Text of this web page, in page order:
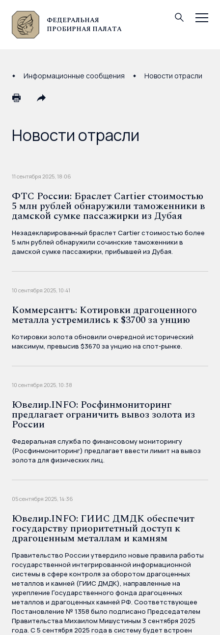
ФЕДЕРАЛЬНАЯ
ПРОБИРНАЯ ПАЛАТА
© Федеральная пробирная палата, 2026
Информационные сообщения Новости отрасли
Новости отрасли
11 сентября 2025, 18:06
ФТС России: Браслет Cartier стоимостью
5 млн рублей обнаружили таможенники в
дамской сумке пассажирки из Дубая
Незадекларированный браслет Cartier стоимостью более
5 млн рублей обнаружили сочинские таможенники в
дамской сумке пассажирки, прибывшей из Дубая.
10 сентября 2025, 10:41
Коммерсантъ: Котировки драгоценного
металла устремились к $3700 за унцию
Котировки золота обновили очередной исторический
максимум, превысив $3670 за унцию на спот-рынке.
10 сентября 2025, 10:38
Ювелир.INFO: Росфинмониторинг
предлагает ограничить вывоз золота из
России
Федеральная служба по финансовому мониторингу
(Росфинмониторинг) предлагает ввести лимит на вывоз
золота для физических лиц.
05 сентября 2025, 14:36
Ювелир.INFO: ГИИС ДМДК обеспечит
государству приоритетный доступ к
драгоценным металлам и камням
Правительство России утвердило новые правила работы
государственной интегрированной информационной
системы в сфере контроля за оборотом драгоценных
металлов и камней (ГИИС ДМДК), направленные на
укрепление Государственного фонда драгоценных
металлов и драгоценных камней РФ. Соответствующее
Постановление № 1358 было подписано Председателем
Правительства Михаилом Мишустиным 3 сентября 2025
года. С 5 сентября 2025 года в систему будет встроен